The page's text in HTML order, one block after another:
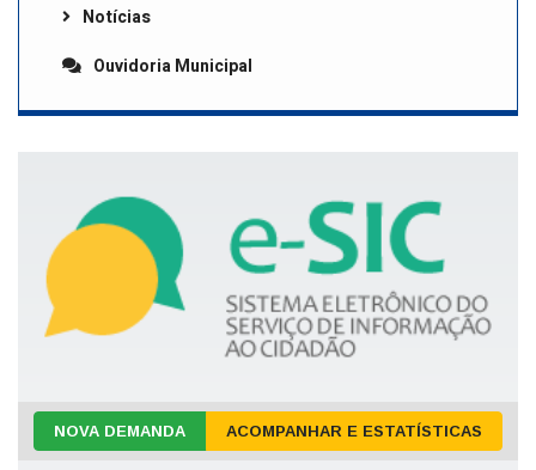
Notícias
Ouvidoria Municipal
NOVA DEMANDA ACOMPANHAR E ESTATÍSTICAS